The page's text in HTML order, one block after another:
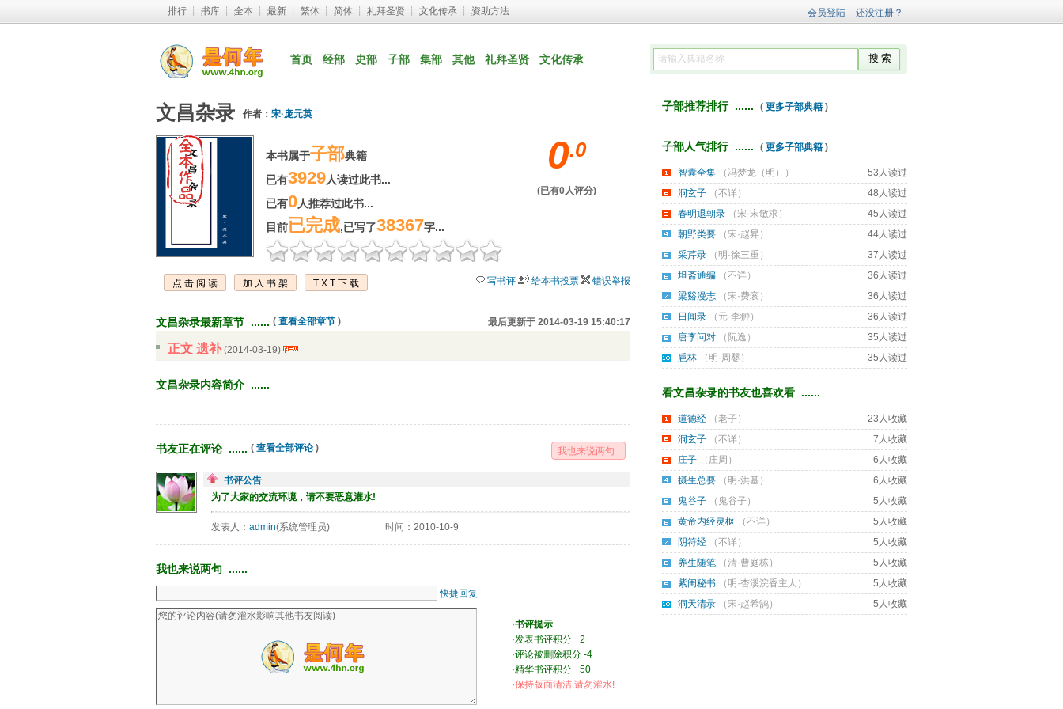
排行 ┊ 书库 ┊ 全本 ┊ 最新 ┊ 繁体 ┊ 简体 ┊ 礼拜圣贤 ┊ 文化传承 ┊ 资助方法
首页 经部 史部 子部 集部 其他 礼拜圣贤 文化传承
文昌杂录 作者： 宋·庞元英
本书属于子部典籍
已有3929人读过此书...
已有0人推荐过此书...
目前已完成,已写了38367字...
0.0
(已有0 人评分)
点击阅读 加入书架 TXT下载 写书评 给本书投票 错误举报
文昌杂录最新章节 ...... ( 查看全部章节 ) 最后更新于 2014-03-19 15:40:17
正文 遗补(2014-03-19)
文昌杂录内容简介 ......
书友正在评论 ...... ( 查看全部评论) 我也来说两句
书评公告
为了大家的交流环境，请不要恶意灌水!
发表人： admin(系统管理员) 时间：2010-10-9
我也来说两句 ......
快捷回复
·书评提示
·发表书评积分 +2
·评论被删除积分 -4
·精华书评积分 +50
·保持版面清洁,请勿灌水!
子部推荐排行 ...... ( 更多子部典籍 )
子部人气排行 ...... ( 更多子部典籍 )
智囊全集 （ 冯梦龙（明） ）
53人读过
洞玄子 （不详）
48人读过
春明退朝录 （ 宋·宋敏求 ）
45人读过
朝野类要 （ 宋·赵昇）
44人读过
采芹录 （ 明·徐三重）
37人读过
坦斋通编 （不详）
36人读过
梁谿漫志 （ 宋·费衮 ）
36人读过
日闻录 （ 元·李翀）
36人读过
唐李问对 （ 阮逸 ）
35人读过
巵林 （ 明·周婴 ） 35人读过
看文昌杂录的书友也喜欢看 ......
道德经 （ 老子）
23人收藏
洞玄子 （不详）
7人收藏
庄子 （ 庄周 ）
6人收藏
摄生总要 （ 明·洪基 ）
6人收藏
鬼谷子 （ 鬼谷子）
5人收藏
黄帝内经灵枢 （不详）
5人收藏
阴符经 （不详）
5人收藏
养生随笔 （清·曹庭栋 ）
5人收藏
紫闺秘书 （ 明·杏溪浣香主人 ）
5人收藏
洞天清录 （ 宋·赵希鹄） 5人收藏